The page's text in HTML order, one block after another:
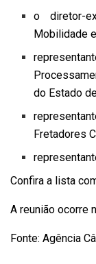
o diretor-
Mobilidade
do Estado
Fretadores
Confira a lista
A reunião ocorre
Fonte: Agência